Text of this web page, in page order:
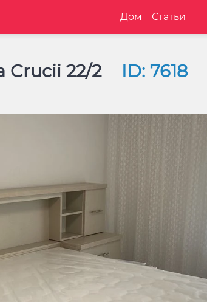
Дом Статьи
Crucii 22/2 ID: 7618